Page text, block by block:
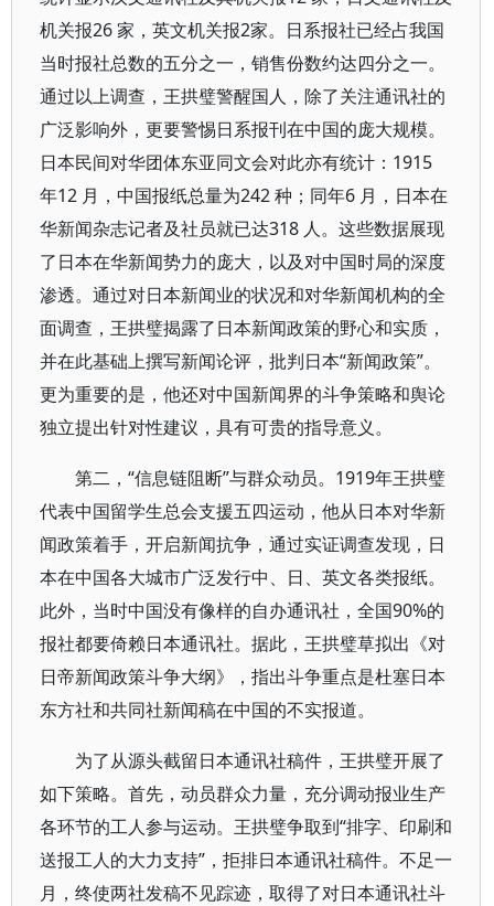
机关报26 家，英文机关报2家。日系报社已经占我国
当时报社总数的五分之一，销售份数约达四分之一。
通过以上调查，王拱璧警醒国人，除了关注通讯社的
广泛影响外，更要警惕日系报刊在中国的庞大规模。
日本民间对华团体东亚同文会对此亦有统计：1915
年12 月，中国报纸总量为242 种；同年6 月，日本在
华新闻杂志记者及社员就已达318 人。这些数据展现
了日本在华新闻势力的庞大，以及对中国时局的深度
渗透。通过对日本新闻业的状况和对华新闻机构的全
面调查，王拱璧揭露了日本新闻政策的野心和实质，
并在此基础上撰写新闻论评，批判日本“新闻政策”。
更为重要的是，他还对中国新闻界的斗争策略和舆论
独立提出针对性建议，具有可贵的指导意义。
第二，“信息链阻断”与群众动员。1919年王拱璧
代表中国留学生总会支援五四运动，他从日本对华新
闻政策着手，开启新闻抗争，通过实证调查发现，日
本在中国各大城市广泛发行中、日、英文各类报纸。
此外，当时中国没有像样的自办通讯社，全国90%的
报社都要倚赖日本通讯社。据此，王拱璧草拟出《对
日帝新闻政策斗争大纲》，指出斗争重点是杜塞日本
东方社和共同社新闻稿在中国的不实报道。
为了从源头截留日本通讯社稿件，王拱璧开展了
如下策略。首先，动员群众力量，充分调动报业生产
各环节的工人参与运动。王拱璧争取到“排字、印刷和
送报工人的大力支持”，拒排日本通讯社稿件。不足一
月，终使两社发稿不见踪迹，取得了对日本通讯社斗